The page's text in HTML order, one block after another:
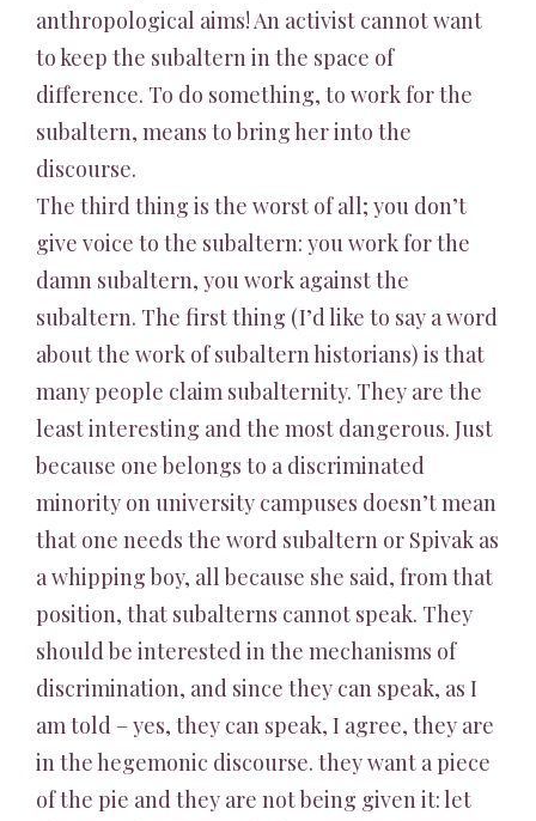
anthropological aims! An activist cannot want
to keep the subaltern in the space of
difference. To do something, to work for the
subaltern, means to bring her into the
discourse.
The third thing is the worst of all; you don’t
give voice to the subaltern: you work for the
damn subaltern, you work against the
subaltern. The first thing (I’d like to say a word
about the work of subaltern historians) is that
many people claim subalternity. They are the
least interesting and the most dangerous. Just
because one belongs to a discriminated
minority on university campuses doesn’t mean
that one needs the word subaltern or Spivak as
a whipping boy, all because she said, from that
position, that subalterns cannot speak. They
should be interested in the mechanisms of
discrimination, and since they can speak, as I
am told – yes, they can speak, I agree, they are
in the hegemonic discourse. they want a piece
of the pie and they are not being given it: let